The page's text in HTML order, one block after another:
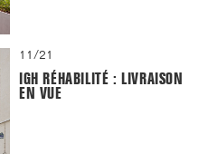
11/21
IGH RÉHABILITÉ : LIVRAISON
EN VUE